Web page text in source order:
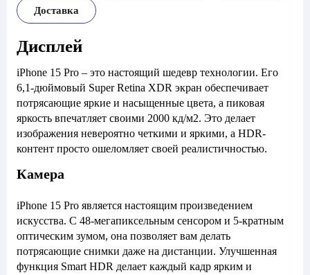
Доставка
Дисплей
iPhone 15 Pro – это настоящий шедевр технологии. Его
6,1-дюймовый Super Retina XDR экран обеспечивает
потрясающие яркие и насыщенные цвета, а пиковая
яркость впечатляет своими 2000 кд/м2. Это делает
изображения невероятно четкими и яркими, а HDR-
контент просто ошеломляет своей реалистичностью.
Камера
iPhone 15 Pro является настоящим произведением
искусства. С 48-мегапиксельным сенсором и 5-кратным
оптическим зумом, она позволяет вам делать
потрясающие снимки даже на дистанции. Улучшенная
функция Smart HDR делает каждый кадр ярким и